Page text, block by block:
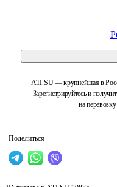
ATI.SU — крупнейшая в
Зарегистрируйтесь и
на
Поделиться